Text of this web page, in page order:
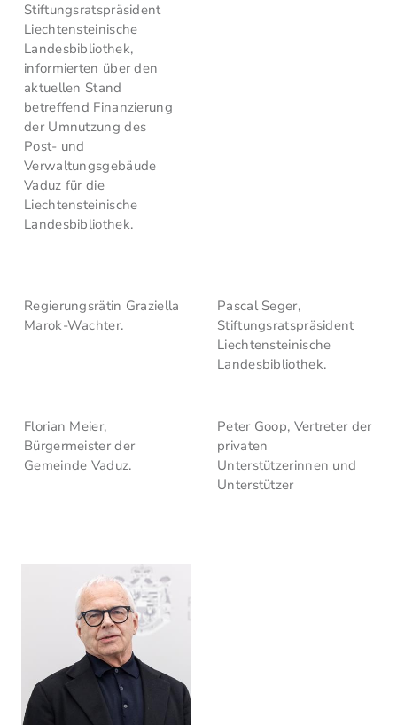
Stiftungsratspräsident
Liechtensteinische
Landesbibliothek,
informierten über den
aktuellen Stand
betreffend Finanzierung
der Umnutzung des
Post- und
Verwaltungsgebäude
Vaduz für die
Liechtensteinische
Landesbibliothek.
Regierungsrätin Graziella
Marok-Wachter.
Pascal Seger,
Stiftungsratspräsident
Liechtensteinische
Landesbibliothek.
Florian Meier,
Bürgermeister der
Gemeinde Vaduz.
Peter Goop, Vertreter der
privaten
Unterstützerinnen und
Unterstützer